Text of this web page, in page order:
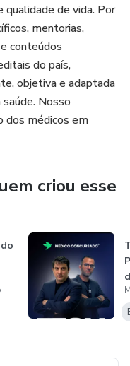
Direito pela
com pós-graduações
e Ciên-cias
da Polícia
(2017) e na 1ª
Paulo (2023/24).
de vida. Por
mentorias,
conteúdos
do país,
objetiva e adaptada
Nosso
dos médicos em
criou esse